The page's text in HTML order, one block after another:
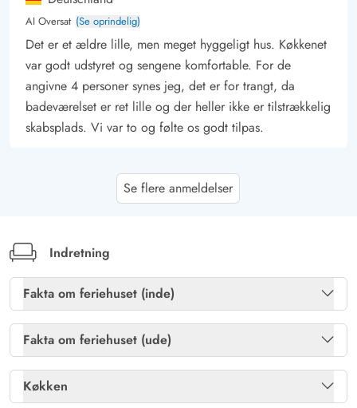
AI Oversat (Se oprindelig)
Det er et ældre lille, men meget hyggeligt hus. Køkkenet
var godt udstyret og sengene komfortable. For de
angivne 4 personer synes jeg, det er for trangt, da
badeværelset er ret lille og der heller ikke er tilstrækkelig
skabsplads. Vi var to og følte os godt tilpas.
Christian Thomassen
Vi har allerede rejst til Danmark næsten årligt i over 20
udbydere af ferieboliger i Danmark, fra Blåvand til
Saltum. Dette sommerhus i Ho var indtil nu det billigste
hus, vi nogensinde har booket. Det var dog et af de
mest hyggelige og charmerende. Lidt nedslidt, men alt
var meget rent og alting fungerede. Dette hus har en
særlig charme og ligger på en smuk, stor grund. Byen
Se flere anmeldelser
Indretning
Fakta om feriehuset (inde)
Brændeovn
Ja
Gratis internet Ja
Fakta om feriehuset (ude)
Havemøbler
Ja
Køkken